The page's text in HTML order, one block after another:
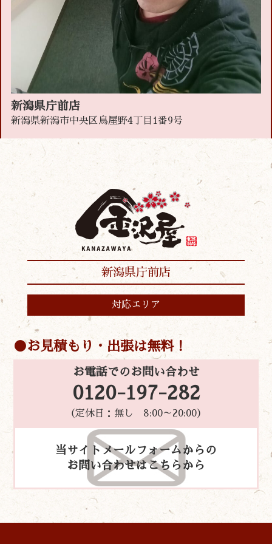
新潟県庁前店
新潟県新潟市中央区鳥屋野4丁目1番9号
新潟県庁前店
対応エリア
お見積もり・出張は無料！
お電話でのお問い合わせ
0120-197-282
（定休日：無し 8:00～20:00）
当サイトメールフォームからの
お問い合わせはこちらから